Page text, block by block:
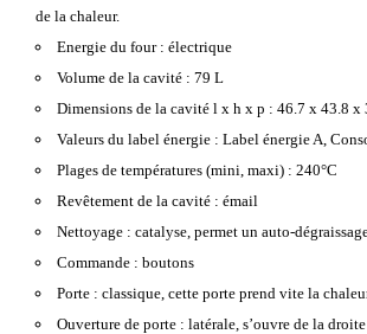
de la chaleur.
Energie du four : électrique
Volume de la cavité : 79 L
Dimensions de la cavité l x h x p : 46.7 x 43.8 x
Valeurs du label énergie : Label énergie A,
Plages de températures (mini, maxi) : 240°C
Revêtement de la cavité : émail
Nettoyage : catalyse, permet un auto-
Commande : boutons
Porte : classique, cette porte prend vite la
Ouverture de porte : latérale, s’ouvre de la